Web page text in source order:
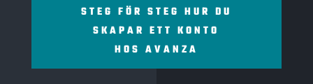
STEG FÖR STEG HUR DU
SKAPAR ETT KONTO
HOS AVANZA